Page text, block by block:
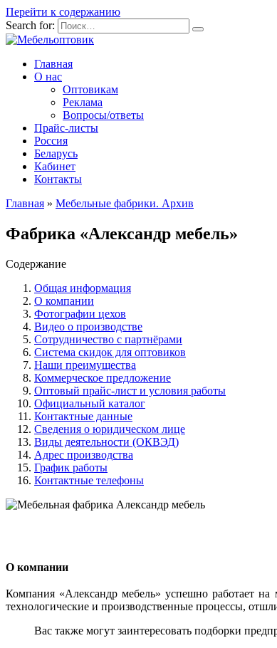
Перейти к содержанию
Search for:
Главная
О нас
Оптовикам
Реклама
Вопросы/ответы
Прайс-листы
Россия
Беларусь
Кабинет
Контакты
Главная » Мебельные фабрики. Архив
Фабрика «Александр мебель»
Содержание
Общая информация
О компании
Фотографии цехов
Видео о производстве
Сотрудничество с партнёрами
Система скидок для оптовиков
Наши преимущества
Коммерческое предложение
Оптовый прайс-лист и условия работы
Официальный каталог
Контактные данные
Сведения о юридическом лице
Виды деятельности (ОКВЭД)
Адрес производства
График работы
Контактные телефоны
О компании
Компания «Александр мебель» успешно работает
технологические и производственные процессы,
Вас также могут заинтересовать подборки